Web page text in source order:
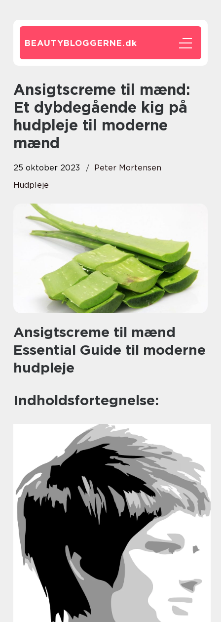
BEAUTYBLOGGERNE.dk
Ansigtscreme til mænd:
Et dybdegående kig på
hudpleje til moderne
mænd
25 oktober 2023
Peter Mortensen
Hudpleje
Ansigtscreme til mænd
Essential Guide til moderne
hudpleje
Indholdsfortegnelse: